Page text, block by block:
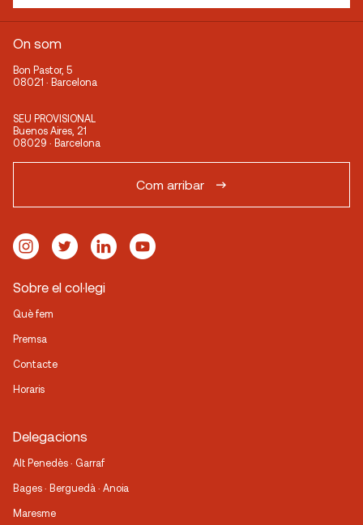
On som
Bon Pastor, 5
08021 · Barcelona
SEU PROVISIONAL
Buenos Aires, 21
08029 · Barcelona
Com arribar
Sobre el col·legi
Què fem
Premsa
Contacte
Horaris
Delegacions
Alt Penedès · Garraf
Bages · Berguedà · Anoia
Maresme